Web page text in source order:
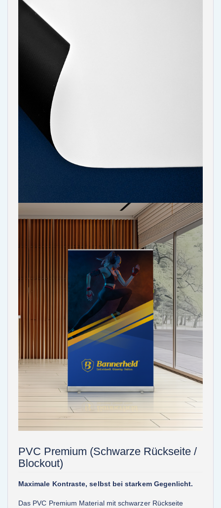
PVC Premium (Schwarze Rückseite /
Blockout)
Maximale Kontraste, selbst bei starkem Gegenlicht.
Das PVC Premium Material mit schwarzer Rückseite